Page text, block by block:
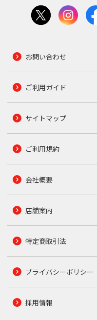
お問い合わせ
ご利用ガイド
サイトマップ
ご利用規約
会社概要
店舗案内
特定商取引法
プライバシーポリシー
採用情報